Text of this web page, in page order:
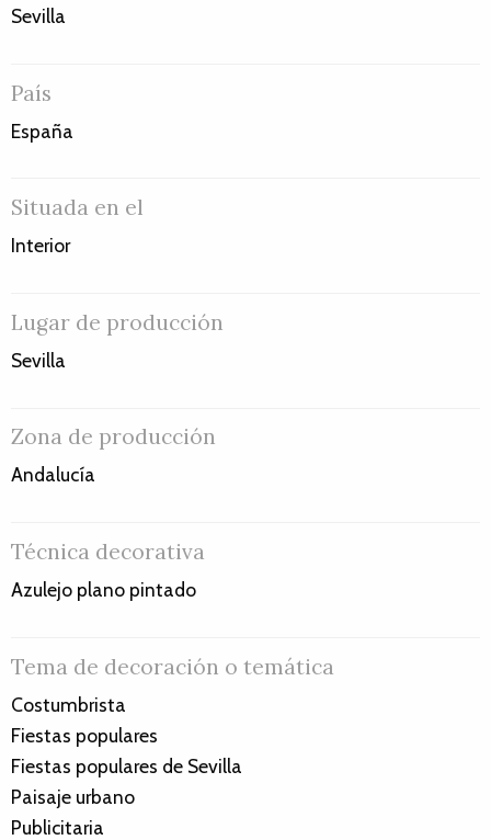
Sevilla
País
España
Situada en el
Interior
Lugar de producción
Sevilla
Zona de producción
Andalucía
Técnica decorativa
Azulejo plano pintado
Tema de decoración o temática
Costumbrista
Fiestas populares
Fiestas populares de Sevilla
Paisaje urbano
Publicitaria